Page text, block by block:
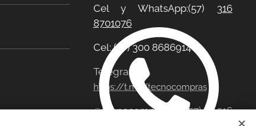
Cel y WhatsApp:(57) 316
8701076
Cel: (57) 300 8686914
Telegram:
https://t.me/tecnocompras
@tecnocompras;
(57) 316